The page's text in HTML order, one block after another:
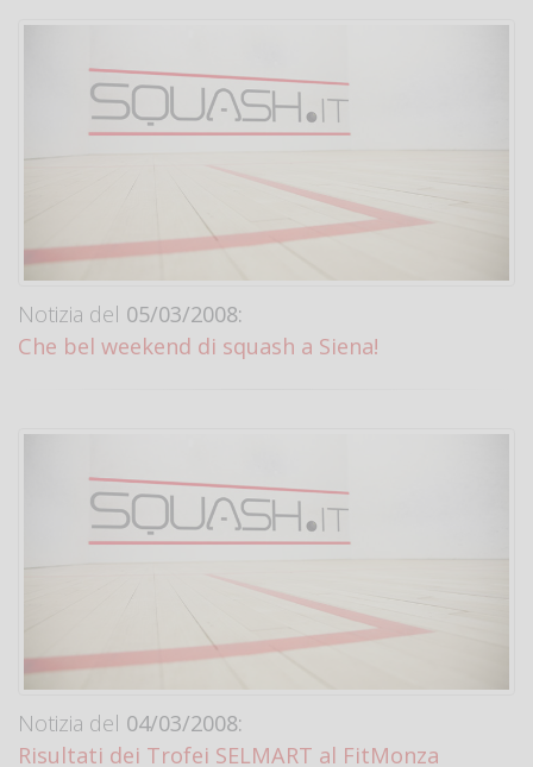
Notizia del 05/03/2008:
Che bel weekend di squash a Siena!
Notizia del 04/03/2008:
Risultati dei Trofei SELMART al FitMonza